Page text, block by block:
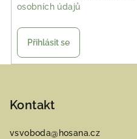
osobních údajů
Přihlásit se
Kontakt
vsvoboda@ hosana.cz